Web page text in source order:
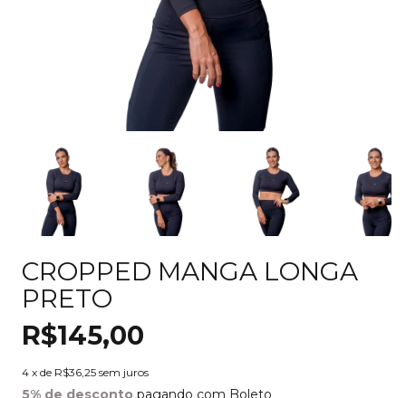
CROPPED MANGA LONGA
PRETO
R$145,00
4 x de R$36,25 sem juros
5% de desconto pagando com Boleto